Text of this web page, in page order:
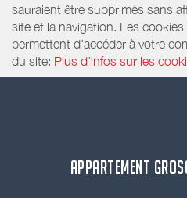
sauraient être supprimés sans
site et la navigation. Les
permettent d'accéder à votre
du site: Plus d'infos sur les
APPARTEMENT